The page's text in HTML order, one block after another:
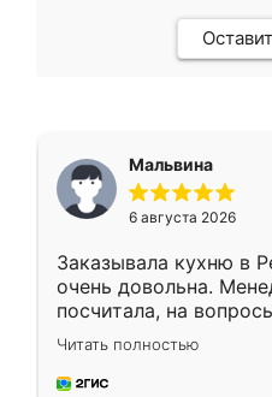
Мальвина
6 августа 2026
Заказывала кухню в
очень довольна.
посчитала, на
Замерщик приехал в
делу со всей
за день, ребята
Читать полностью